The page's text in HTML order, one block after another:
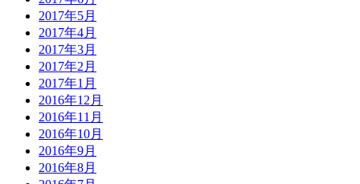
2017年5月
2017年4月
2017年3月
2017年2月
2017年1月
2016年12月
2016年11月
2016年10月
2016年9月
2016年8月